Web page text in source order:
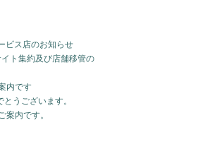
ビス店のお知らせ
ト集約及び店舗移管の
内です
うございます。
案内です。